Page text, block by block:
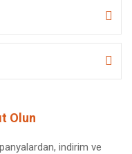
Olun
indirim ve